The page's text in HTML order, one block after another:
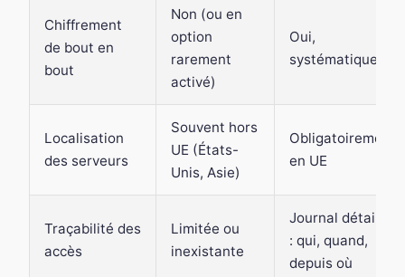
Chiffrement
de bout en
bout
Non (ou en
option
rarement
activé)
Oui,
systématique
Localisation
des serveurs
Souvent hors
UE (États-
Unis, Asie)
Obligatoirement
en UE
Traçabilité des
accès
Limitée ou
inexistante
Journal détaillé
: qui, quand,
depuis où